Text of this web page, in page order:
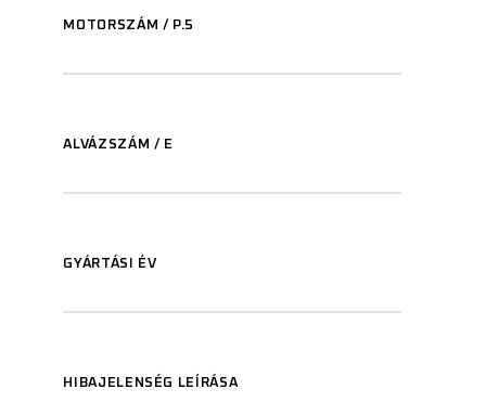
MOTORSZÁM / P.5
ALVÁZSZÁM / E
GYÁRTÁSI ÉV
HIBAJELENSÉG LEÍRÁSA